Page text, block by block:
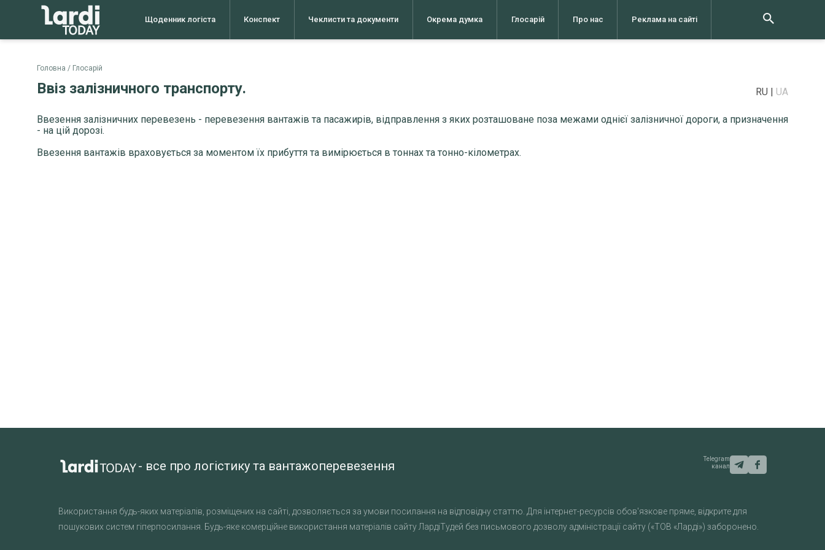
Щоденник логіста Конспект Чеклисти та документи Окрема думка Глосарій Про нас Реклама на сайті
Головна Глосарій
Ввіз залізничного транспорту. RU UA
Ввезення залізничних перевезень - перевезення вантажів та пасажирів, відправлення з яких розташоване поза межами однієї залізничної дороги, а призначення
- на цій дорозі.
Ввезення вантажів враховується за моментом їх прибуття та вимірюється в тоннах та тонно-кілометрах.
- все про логістику та вантажоперевезення
Telegram
канал
Використання будь-яких матеріалів, розміщених на сайті, дозволяється за умови посилання на відповідну статтю. Для інтернет-ресурсів обов'язкове пряме, відкрите для
пошукових систем гіперпосилання. Будь-яке комерційне використання матеріалів сайту ЛардіТудей без письмового дозволу адміністрації сайту («ТОВ «Ларді») заборонено.